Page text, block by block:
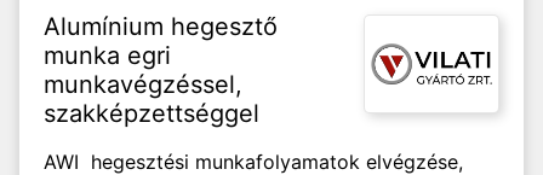
Alumínium hegesztő
munka egri
munkavégzéssel,
szakképzettséggel
AWI hegesztési munkafolyamatok elvégzése,